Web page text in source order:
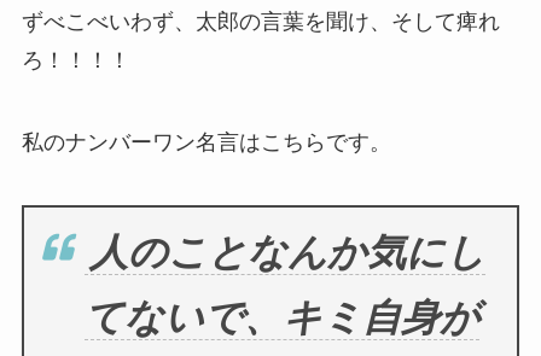
ずべこべいわず、太郎の言葉を聞け、そして痺れ
ろ！！！！
私のナンバーワン名言はこちらです。
人のことなんか気にし
てないで、キミ自身が